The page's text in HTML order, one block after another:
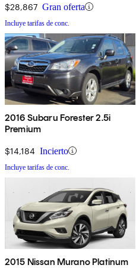
$28,867 Gran oferta
Incluye tarifas de conc.
2016 Subaru Forester 2.5i
Premium
$14,184 Incierto
Incluye tarifas de conc.
2015 Nissan Murano Platinum